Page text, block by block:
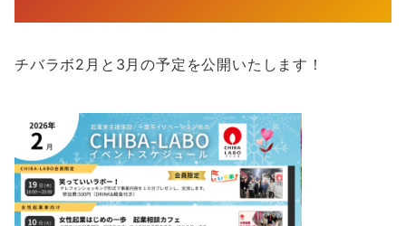
チバラボ2月と3月の予定を公開いたします！